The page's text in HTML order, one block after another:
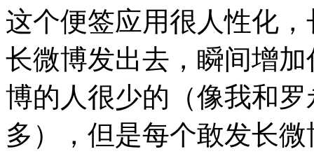
这个便签应用很人性化
长微博发出去，瞬间增
博的人很少的（像我和
多），但是每个敢发长